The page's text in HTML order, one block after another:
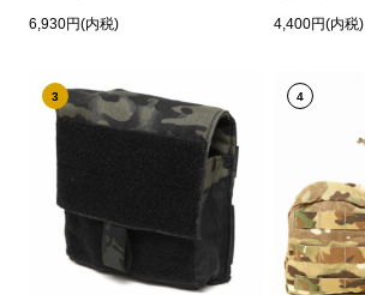
6,930円(内税)
4,400円(内税)
3 4